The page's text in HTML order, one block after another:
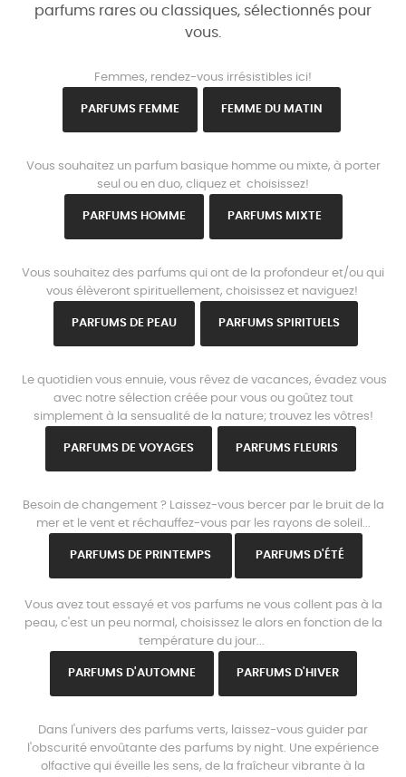
parfums rares ou classiques, sélectionnés pour
vous.
Femmes, rendez-vous irrésistibles ici!
PARFUMS FEMME FEMME DU MATIN
Vous souhaitez un parfum basique homme ou mixte, à porter
seul ou en duo, cliquez et choisissez!
PARFUMS HOMME PARFUMS MIXTE
Vous souhaitez des parfums qui ont de la profondeur et/ou qui
vous élèveront spirituellement, choisissez et naviguez!
PARFUMS DE PEAU PARFUMS SPIRITUELS
Le quotidien vous ennuie, vous rêvez de vacances, évadez vous
avec notre sélection créée pour vous ou goûtez tout
simplement à la sensualité de la nature; trouvez les vôtres!
PARFUMS DE VOYAGES PARFUMS FLEURIS
Besoin de changement ? Laissez-vous bercer par le bruit de la
mer et le vent et réchauffez-vous par les rayons de soleil...
PARFUMS DE PRINTEMPS PARFUMS D'ÉTÉ
Vous avez tout essayé et vos parfums ne vous collent pas à la
peau, c'est un peu normal, choisissez le alors en fonction de la
température du jour...
PARFUMS D'AUTOMNE PARFUMS D'HIVER
Dans l'univers des parfums verts, laissez-vous guider par
l'obscurité envoûtante des parfums by night. Une expérience
olfactive qui éveille les sens, de la fraîcheur vibrante à la